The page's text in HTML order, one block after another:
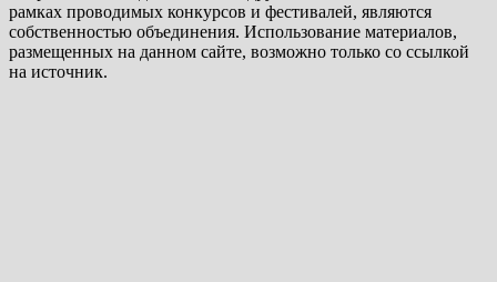
рамках проводимых конкурсов и фестивалей, являются
собственностью объединения. Использование материалов,
размещенных на данном сайте, возможно только со ссылкой
на источник.